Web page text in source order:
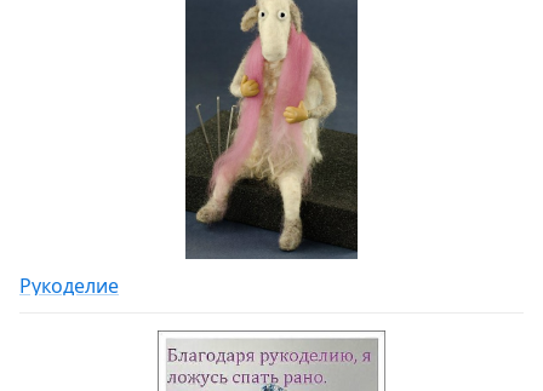
Рукоделие